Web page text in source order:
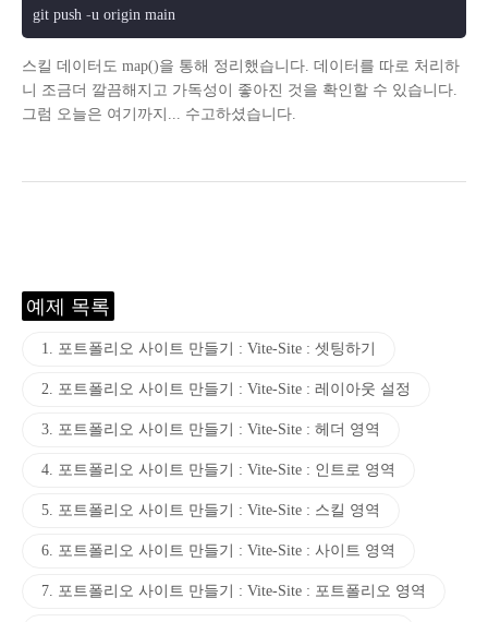
git push -
스킬 데이터도 map()을 통해 정리했습니다. 데이터를 따로 처리하
니 조금더 깔끔해지고 가독성이 좋아진 것을 확인할 수 있습니다.
그럼 오늘은 여기까지... 수고하셨습니다.
예제 목록
1. 포트폴리오 사이트 만들기 : Vite-Site : 셋팅하기
2. 포트폴리오 사이트 만들기 : Vite-Site : 레이아웃 설정
3. 포트폴리오 사이트 만들기 : Vite-Site : 헤더 영역
4. 포트폴리오 사이트 만들기 : Vite-Site : 인트로 영역
5. 포트폴리오 사이트 만들기 : Vite-Site : 스킬 영역
6. 포트폴리오 사이트 만들기 : Vite-Site : 사이트 영역
7. 포트폴리오 사이트 만들기 : Vite-Site : 포트폴리오 영역